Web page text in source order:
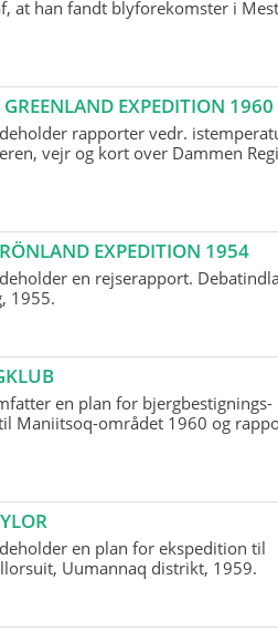
at han fandt blyforekomster i
EXPEDITION 1960
rapporter vedr.
vejr og kort over Dammen
EXPEDITION 1954
en rejserapport.
1955.
en plan for bjergbestignings-
Maniitsoq-området 1960 og
en plan for ekspedition til
Uumannaq distrikt, 1959.